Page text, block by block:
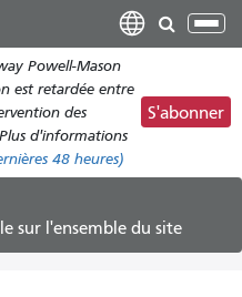
Powell-Mason
est retardée entre
des
d'informations
48 heures)
S'abonner
sur l'ensemble du site